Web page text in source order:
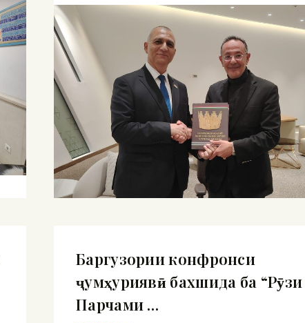
Баргузории конфронси
ҷумҳуриявӣ бахшида ба “Рӯзи
Парчами …